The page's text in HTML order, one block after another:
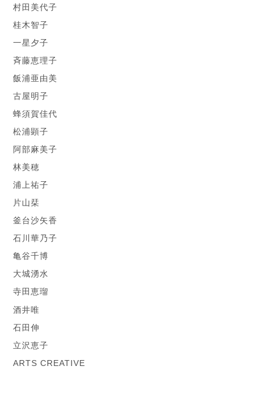
村田美代子
桂木智子
一星夕子
斉藤恵理子
飯浦亜由美
古屋明子
蜂須賀佳代
松浦顕子
阿部麻美子
林美穂
浦上祐子
片山栞
釜台沙矢香
石川華乃子
亀谷千博
大城湧水
寺田恵瑠
酒井唯
石田伸
立沢恵子
ARTS CREATIVE